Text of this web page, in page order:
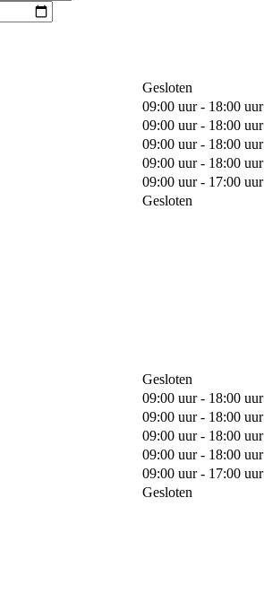
Gesloten
09:00 uur - 18:00 uur
09:00 uur - 18:00 uur
09:00 uur - 18:00 uur
09:00 uur - 18:00 uur
09:00 uur - 17:00 uur
Gesloten
Gesloten
09:00 uur - 18:00 uur
09:00 uur - 18:00 uur
09:00 uur - 18:00 uur
09:00 uur - 18:00 uur
09:00 uur - 17:00 uur
Gesloten